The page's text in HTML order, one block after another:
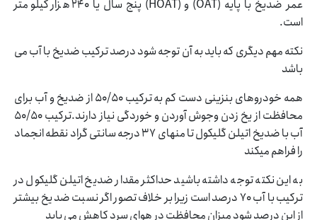
عمر ضدیخ با پایه (OAT) و (HOAT) پنج سال یا 240 هزار کیلومتر
است.
نکته مهم دیگری که باید به آن توجه شود درصد ترکیب ضدیخ با آب می
باشد
همه خودروهای بنزینی دست کم به ترکیب 50/50 از ضدیخ و آب برای
محافظت از یخ زدن وجوش آوردن و خوردگی نیاز دارند.ترکیب 50/50
آب با ضدیخ اتیلن گلیکول تا منهای 37 درجه سانتی گراد نقطه انجماد
را فراهم میکند
به این نکته توجه داشته باشید حداکثر مقدار ضدیخ اتیلن گلیکول در
ترکیب با آب 70 درصد است زیرا بر خلاف تصور اگر نسبت ضد یخ بیشتر
از این درصد شود میزان محافظت در هوای سرد کاهش می یابد